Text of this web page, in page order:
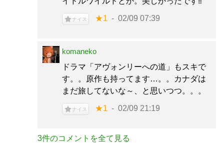
ナイス ★1 02/09 07:39
komaneko
ドラマ「アヴォンリーへの道」もスキで
す。。原作も持ってます…。。カナダは
まだ旅してないな～、と思いつつ。。。
ナイス ★1 02/09 21:19
3件のコメントを全て見る